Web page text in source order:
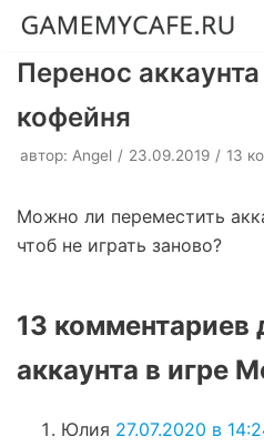
Перейти
содержимому
Перенос
кофейня
автор: Angel 23.09.2019 13
Можно ли переместить
чтоб не играть заново?
13 комментариев
аккаунта в игре
Юлия 27.07.2020 в